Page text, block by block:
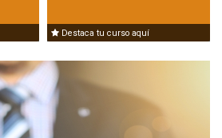
Destaca tu curso aquí